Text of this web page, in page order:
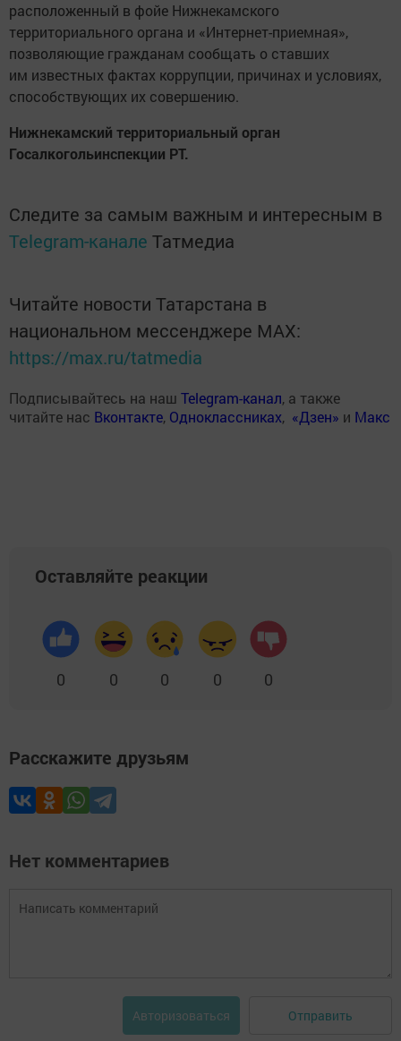
расположенный в фойе Нижнекамского
территориального органа и «Интернет-приемная»,
позволяющие гражданам сообщать о ставших
им известных фактах коррупции, причинах и условиях,
способствующих их совершению.
Нижнекамский территориальный орган
Госалкогольинспекции РТ.
Следите за самым важным и интересным в
Telegram-канале Татмедиа
Читайте новости Татарстана в
национальном мессенджере MАХ:
https://max.ru/tatmedia
Подписывайтесь на наш Telegram-канал, а также
читайте нас Вконтакте, Одноклассниках, «Дзен» и Макс
Оставляйте реакции
0 0 0 0 0
Расскажите друзьям
Нет комментариев
Авторизоваться Отправить